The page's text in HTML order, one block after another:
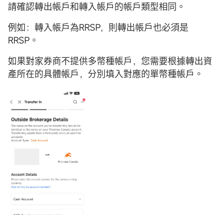
請確認轉出帳戶和轉入帳戶的帳戶類型相同。
例如：轉入帳戶為RRSP，則轉出帳戶也必須是
RRSP。
如果對家券商不提供多幣種帳戶，您需要根據轉出資
產所在的具體帳戶，分別填入對應的單幣種帳戶。